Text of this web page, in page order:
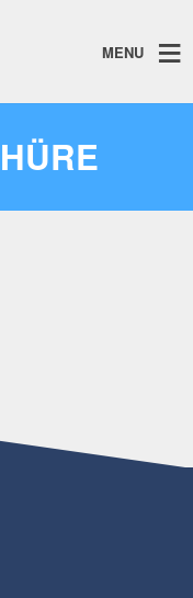
MENU